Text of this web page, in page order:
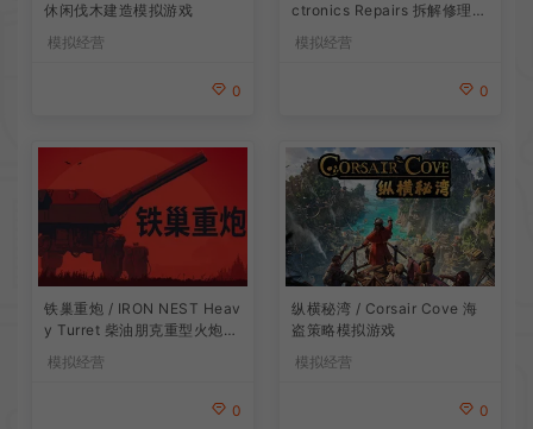
休闲伐木建造模拟游戏
模拟经营
0
ctronics Repairs 拆解修理模
拟游戏
模拟经营
0
铁巢重炮 / IRON NEST Heav
y Turret 柴油朋克重型火炮游
戏
模拟经营
0
纵横秘湾 / Corsair Cove 海
盗策略模拟游戏
模拟经营
0